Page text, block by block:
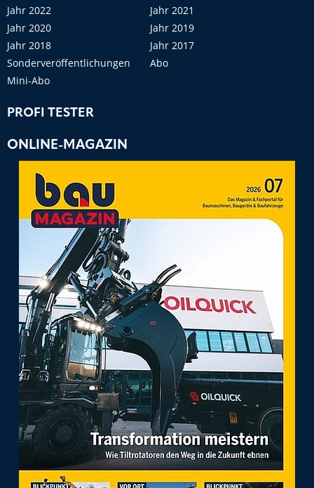
Jahr 2022
Jahr 2021
Jahr 2020
Jahr 2019
Jahr 2018
Jahr 2017
Sonderveröffentlichungen
Abo
Mini-Abo
PROFI TESTER
ONLINE-MAGAZIN